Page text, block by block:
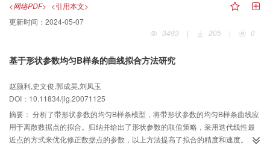
<网络PDF> <引用本文>
更新时间： 2024-05-07
3493
| 205 | 0
基于形状参数均匀B样条的曲线拟合方法研究
赵颜利,史文俊,郭成昊,刘凤玉
DOI：10.11834/jig.20071125
摘要： 分析了带形状参数的均匀B样条模型，将带形状参数的均匀B样条曲线应
用于离散数据点的拟合。归纳并给出了形状参数的取值策略，采用迭代线性最
近点的方式来优化修正数据点的参数，以上方法提高了拟合的精度和速度。通